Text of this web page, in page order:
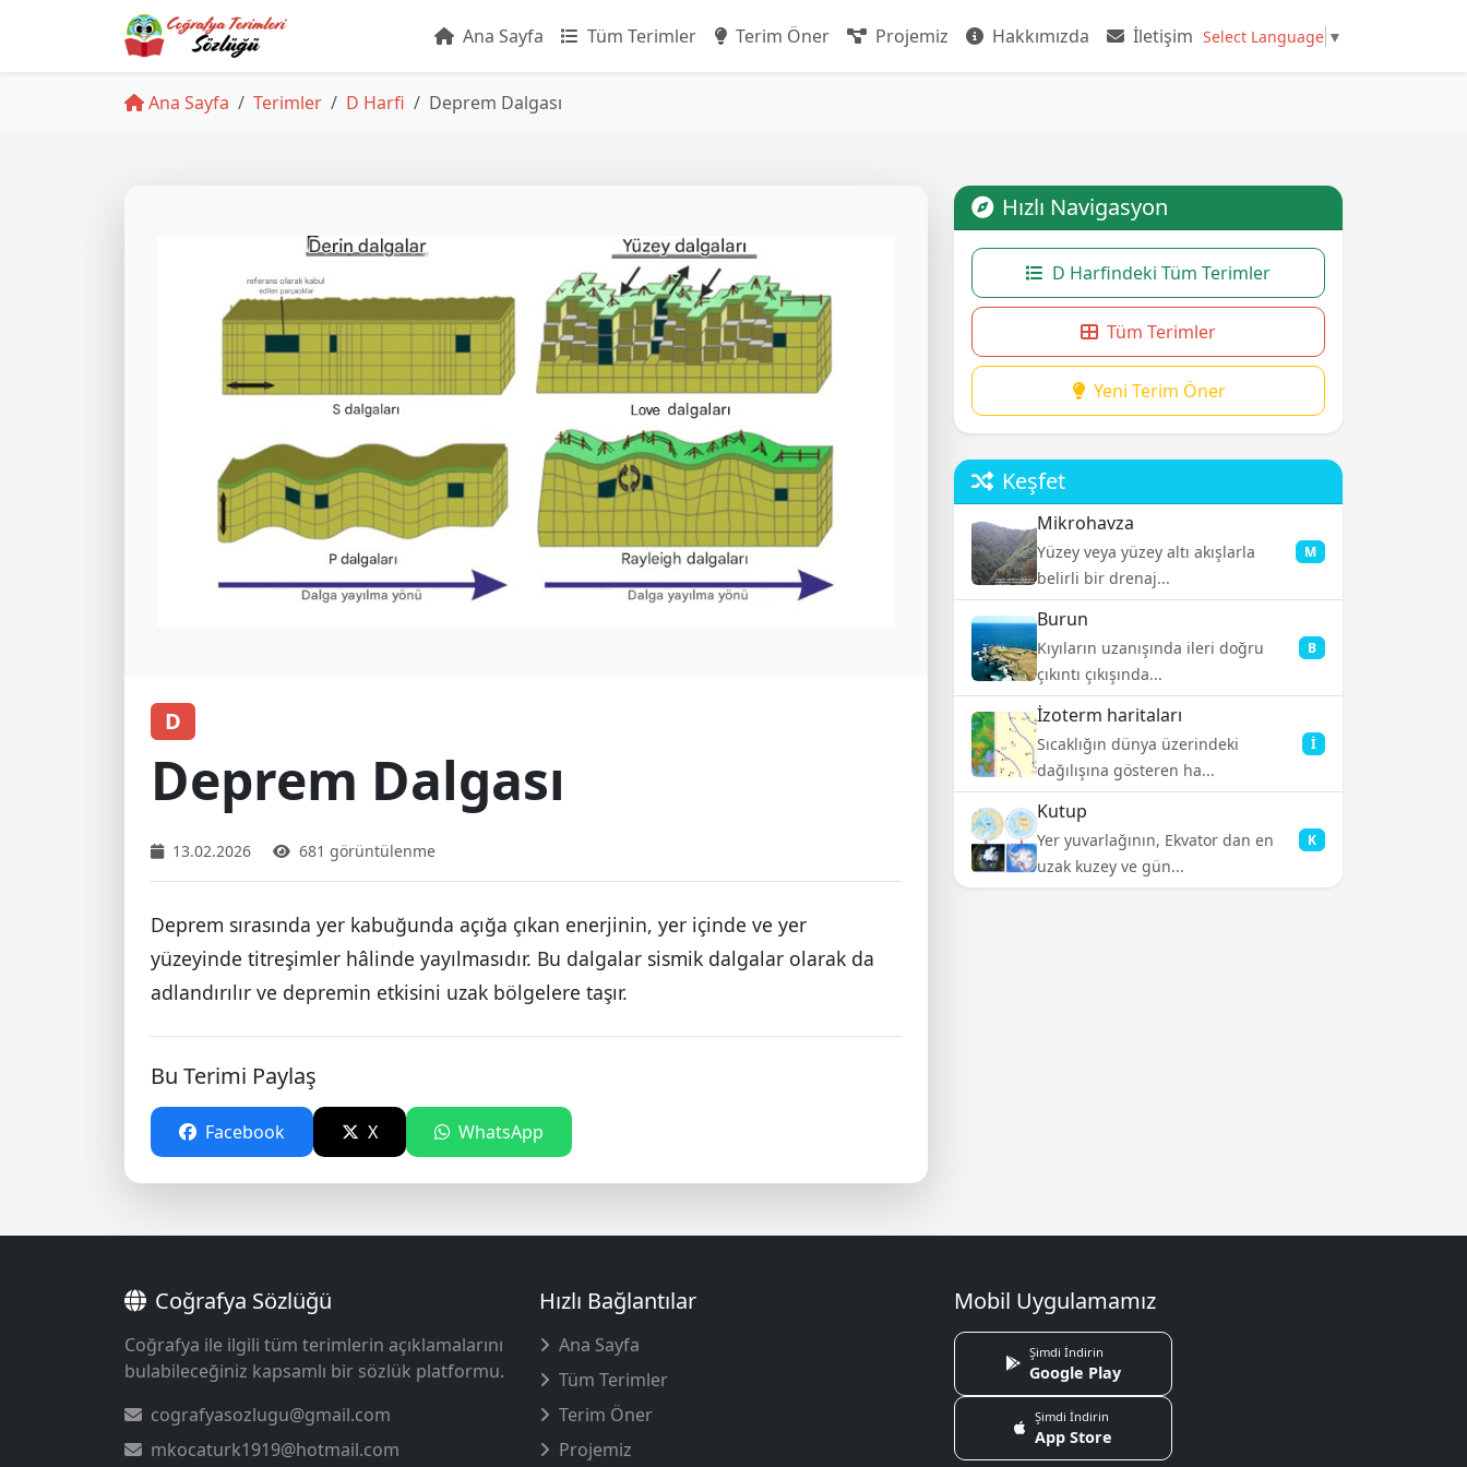
Ana Sayfa Tüm Terimler Terim Öner Projemiz Hakkımızda İletişim Select Language ▼
Ana Sayfa Terimler D Harfi Deprem Dalgası
D
Deprem Dalgası
13.02.2026 681 görüntülenme
Deprem sırasında yer kabuğunda açığa çıkan enerjinin, yer içinde ve yer
yüzeyinde titreşimler hâlinde yayılmasıdır. Bu dalgalar sismik dalgalar olarak da
adlandırılır ve depremin etkisini uzak bölgelere taşır.
Bu Terimi Paylaş
Facebook X WhatsApp
Hızlı Navigasyon
D Harfindeki Tüm Terimler
Tüm Terimler
Yeni Terim Öner
Keşfet
Mikrohavza
Yüzey veya yüzey altı akışlarla
belirli bir drenaj...
M
Burun
Kıyıların uzanışında ileri doğru
çıkıntı çıkışında...
B
İzoterm haritaları
Sıcaklığın dünya üzerindeki
dağılışına gösteren ha...
İ
Kutup
Yer yuvarlağının, Ekvator dan en
uzak kuzey ve gün...
K
Coğrafya Sözlüğü
Coğrafya ile ilgili tüm terimlerin açıklamalarını
bulabileceğiniz kapsamlı bir sözlük platformu.
cografyasozlugu@gmail.com
mkocaturk1919@hotmail.com
Hızlı Bağlantılar
Ana Sayfa
Tüm Terimler
Terim Öner
Projemiz
Mobil Uygulamamız
Şimdi İndirin
Google Play
Şimdi İndirin
App Store